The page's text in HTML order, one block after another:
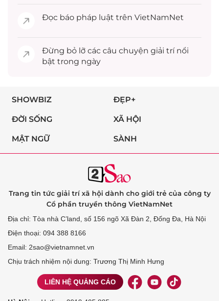
Đọc báo pháp luật trên VietNamNet
Đừng bỏ lỡ các câu chuyện giải trínổi
bật trong ngày
SHOWBIZ ĐẸP+
ĐỜI SỐNG XÃ HỘI
MẬT NGỮ SÀNH
Trang tin tức giải trí xã hội dành cho giới trẻ của công ty
Cổ phần truyền thông VietNamNet
Địa chỉ: Tòa nhà C’land, số 156 ngõ Xã Đàn 2, Đống Đa, Hà Nội
Điện thoại: 094 388 8166
Email: 2sao@vietnamnet.vn
Chịu trách nhiệm nội dung: Trương Thị Minh Hưng
LIÊN HỆ QUẢNG CÁO